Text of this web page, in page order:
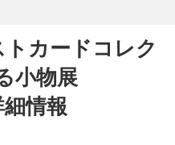
カードコレク
小物展
情報